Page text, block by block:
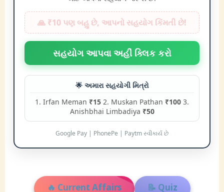
🙏 ₹10 પણ બહુ છે, આપનો સહયોગ કિંમતી છે!
સહયોગ આપવા અહીં ક્લિક કરો
🌟 અમારા સહયોગી મિત્રો
1. Irfan Meman ₹15 2. Muskan Pathan ₹100 3.
Anishbhai Limbadiya ₹50
Google Pay | PhonePe | Paytm સ્વીકાર્ય છે
🔥 Current Affairs 📝 Quiz